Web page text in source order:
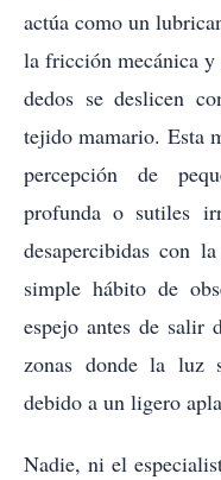
actúa como un
la fricción mecánica y
dedos se deslicen
tejido mamario. Esta
percepción de
profunda o sutiles
desapercibidas con
simple hábito de
espejo antes de salir
zonas donde la luz
debido a un ligero
Nadie, ni el